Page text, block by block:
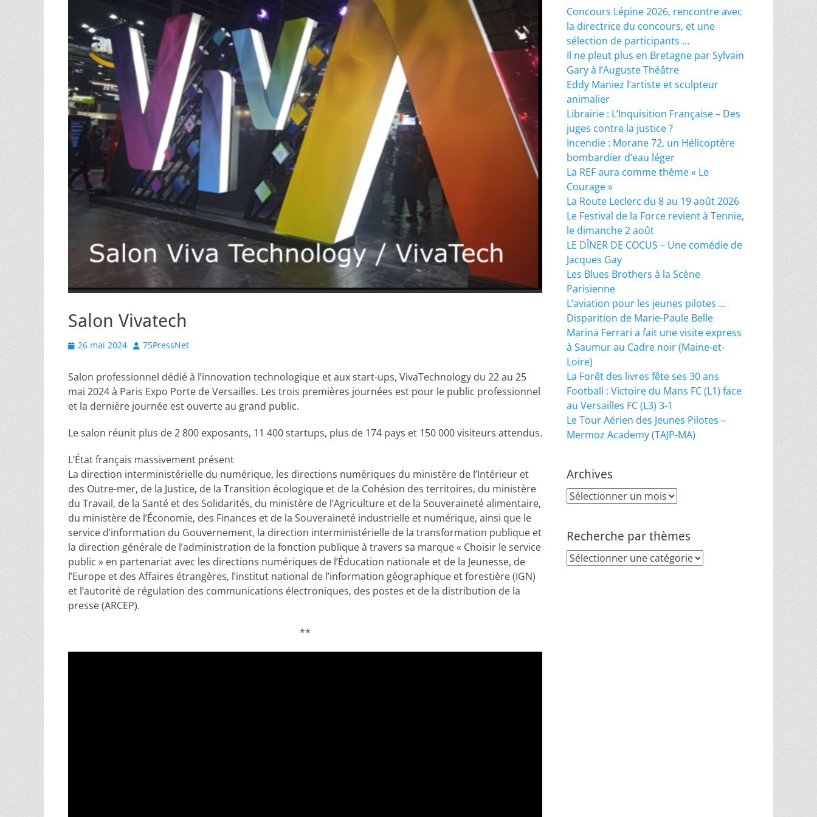
Salon Vivatech
Posted
26 mai 2024 Author
75PressNet
Salon professionnel dédié à l’innovation technologique et aux start-ups, VivaTechnology du 22 au 25
mai 2024 à Paris Expo Porte de Versailles. Les trois premières journées est pour le public professionnel
et la dernière journée est ouverte au grand public.
Le salon réunit plus de 2 800 exposants, 11 400 startups, plus de 174 pays et 150 000 visiteurs attendus.
L’État français massivement présent
La direction interministérielle du numérique, les directions numériques du ministère de l’Intérieur et
des Outre-mer, de la Justice, de la Transition écologique et de la Cohésion des territoires, du ministère
du Travail, de la Santé et des Solidarités, du ministère de l’Agriculture et de la Souveraineté alimentaire,
du ministère de l’Économie, des Finances et de la Souveraineté industrielle et numérique, ainsi que le
service d’information du Gouvernement, la direction interministérielle de la transformation publique et
la direction générale de l’administration de la fonction publique à travers sa marque « Choisir le service
public » en partenariat avec les directions numériques de l’Éducation nationale et de la Jeunesse, de
l’Europe et des Affaires étrangères, l’institut national de l’information géographique et forestière (IGN)
et l’autorité de régulation des communications électroniques, des postes et de la distribution de la
presse (ARCEP).
**
Concours Lépine 2026, rencontre avec
la directrice du concours, et une
sélection de participants …
Il ne pleut plus en Bretagne par Sylvain
Gary à l’Auguste Théâtre
Eddy Maniez l’artiste et sculpteur
animalier
Librairie : L’Inquisition Française – Des
juges contre la justice ?
Incendie : Morane 72, un Hélicoptère
bombardier d’eau léger
La REF aura comme thème « Le
Courage »
La Route Leclerc du 8 au 19 août 2026
Le Festival de la Force revient à Tennie,
le dimanche 2 août
LE DÎNER DE COCUS – Une comédie de
Jacques Gay
Les Blues Brothers à la Scène
Parisienne
L’aviation pour les jeunes pilotes …
Disparition de Marie-Paule Belle
Marina Ferrari a fait une visite express
à Saumur au Cadre noir (Maine-et-
Loire)
La Forêt des livres fête ses 30 ans
Football : Victoire du Mans FC (L1) face
au Versailles FC (L3) 3-1
Le Tour Aérien des Jeunes Pilotes –
Mermoz Academy (TAJP-MA)
Archives
Archives
Recherche par thèmes
Recherche